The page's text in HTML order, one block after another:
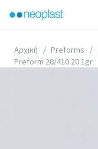
Αρχική / Preforms /
Preform 28/410 20.1gr